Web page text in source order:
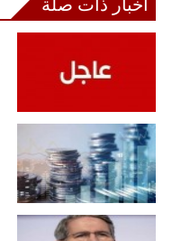
أخبار ذات صلة